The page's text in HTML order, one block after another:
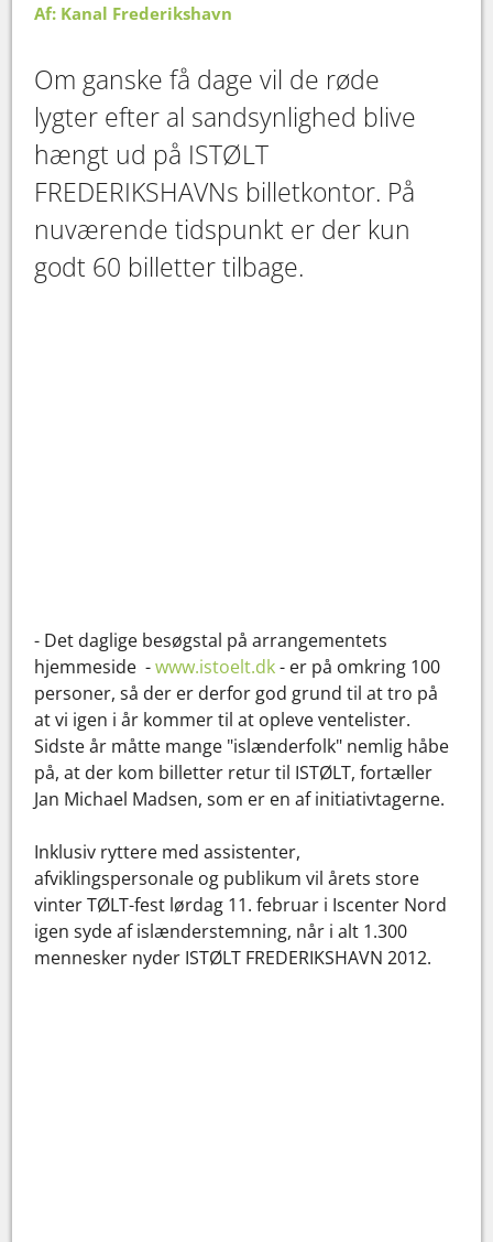
Af: Kanal Frederikshavn
Om ganske få dage vil de røde
lygter efter al sandsynlighed blive
hængt ud på ISTØLT
FREDERIKSHAVNs billetkontor. På
nuværende tidspunkt er der kun
godt 60 billetter tilbage.
- Det daglige besøgstal på arrangementets
hjemmeside -www.istoelt.dk- er på omkring 100
personer, så der er derfor god grund til at tro på
at vi igen i år kommer til at opleve ventelister.
Sidste år måtte mange "islænderfolk" nemlig håbe
på, at der kom billetter retur til ISTØLT, fortæller
Jan Michael Madsen, som er en af initiativtagerne.
Inklusiv ryttere med assistenter,
afviklingspersonale og publikum vil årets store
vinter TØLT-fest lørdag 11. februar i Iscenter Nord
igen syde af islænderstemning, når i alt 1.300
mennesker nyder ISTØLT FREDERIKSHAVN 2012.